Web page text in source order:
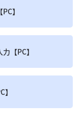
】
【PC】